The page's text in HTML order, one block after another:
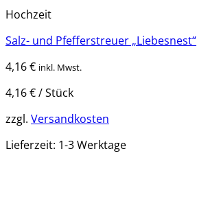
Hochzeit
Salz- und Pfefferstreuer „Liebesnest“
4,16€ inkl. Mwst.
4,16€/Stück
zzgl. Versandkosten
Lieferzeit: 1-3 Werktage